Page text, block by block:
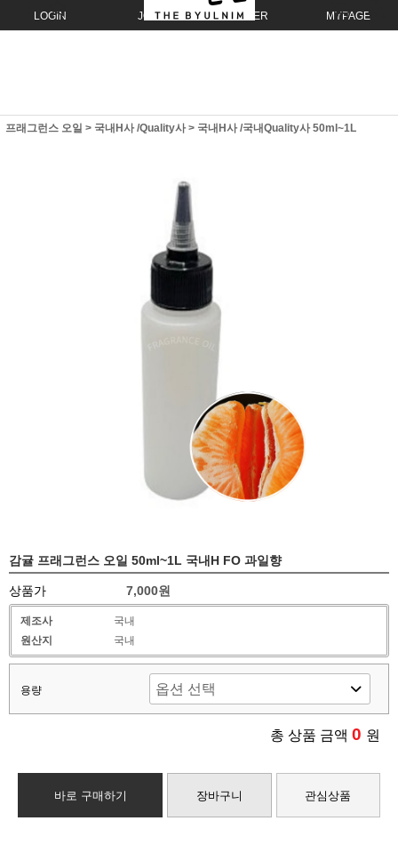
LOGIN JOIN ORDER MYPAGE
프래그런스 오일 > 국내H사 /Quality사> 국내H사 /국내Quality사 50ml~1L
감귤 프래그런스 오일 50ml~1L 국내H FO 과일향
상품가 7,000원
제조사
국내
원산지
국내
용량
총 상품 금액 0 원
바로 구매하기 장바구니 관심상품